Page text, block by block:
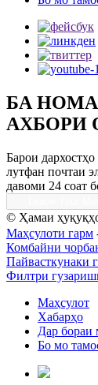
БА
АХБОРИ
Барои
лутфан почтаи
давоми 24 соат
© Ҳамаи
Маҳсулоти гарм
Комбайни
Пайвасткунаки
Филтри
Маҳсулот
Хабарҳо
Дар бораи
Бо мо